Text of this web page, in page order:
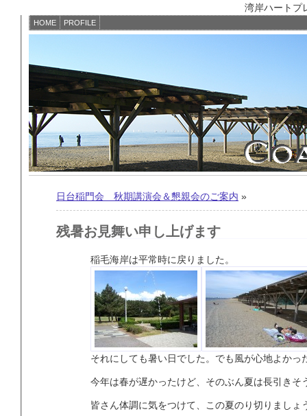
湾岸ハート
HOME PROFILE
日台稲門会 秋期講演会＆懇親会のご案内 »
残暑お見舞い申し上げます
稲毛海岸は平常時に戻りました。
それにしても暑い日でした。でも風が心地よかっ
今年は春が遅かったけど、そのぶん夏は長引きそ
皆さん体調に気をつけて、この夏のり切りましょ